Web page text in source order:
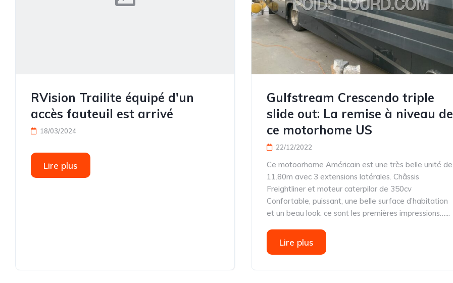
RVision Trailite équipé d'un
accès fauteuil est arrivé
18/03/2024
Lire plus
Gulfstream Crescendo triple
slide out: La remise à niveau de
ce motorhome US
22/12/2022
Ce motoorhome Américain est une très belle unité de
11.80m avec 3 extensions latérales. Châssis
Freightliner et moteur caterpilar de 350cv
Confortable, puissant, une belle surface d’habitation
et un beau look. ce sont les premières impressions…...
Lire plus